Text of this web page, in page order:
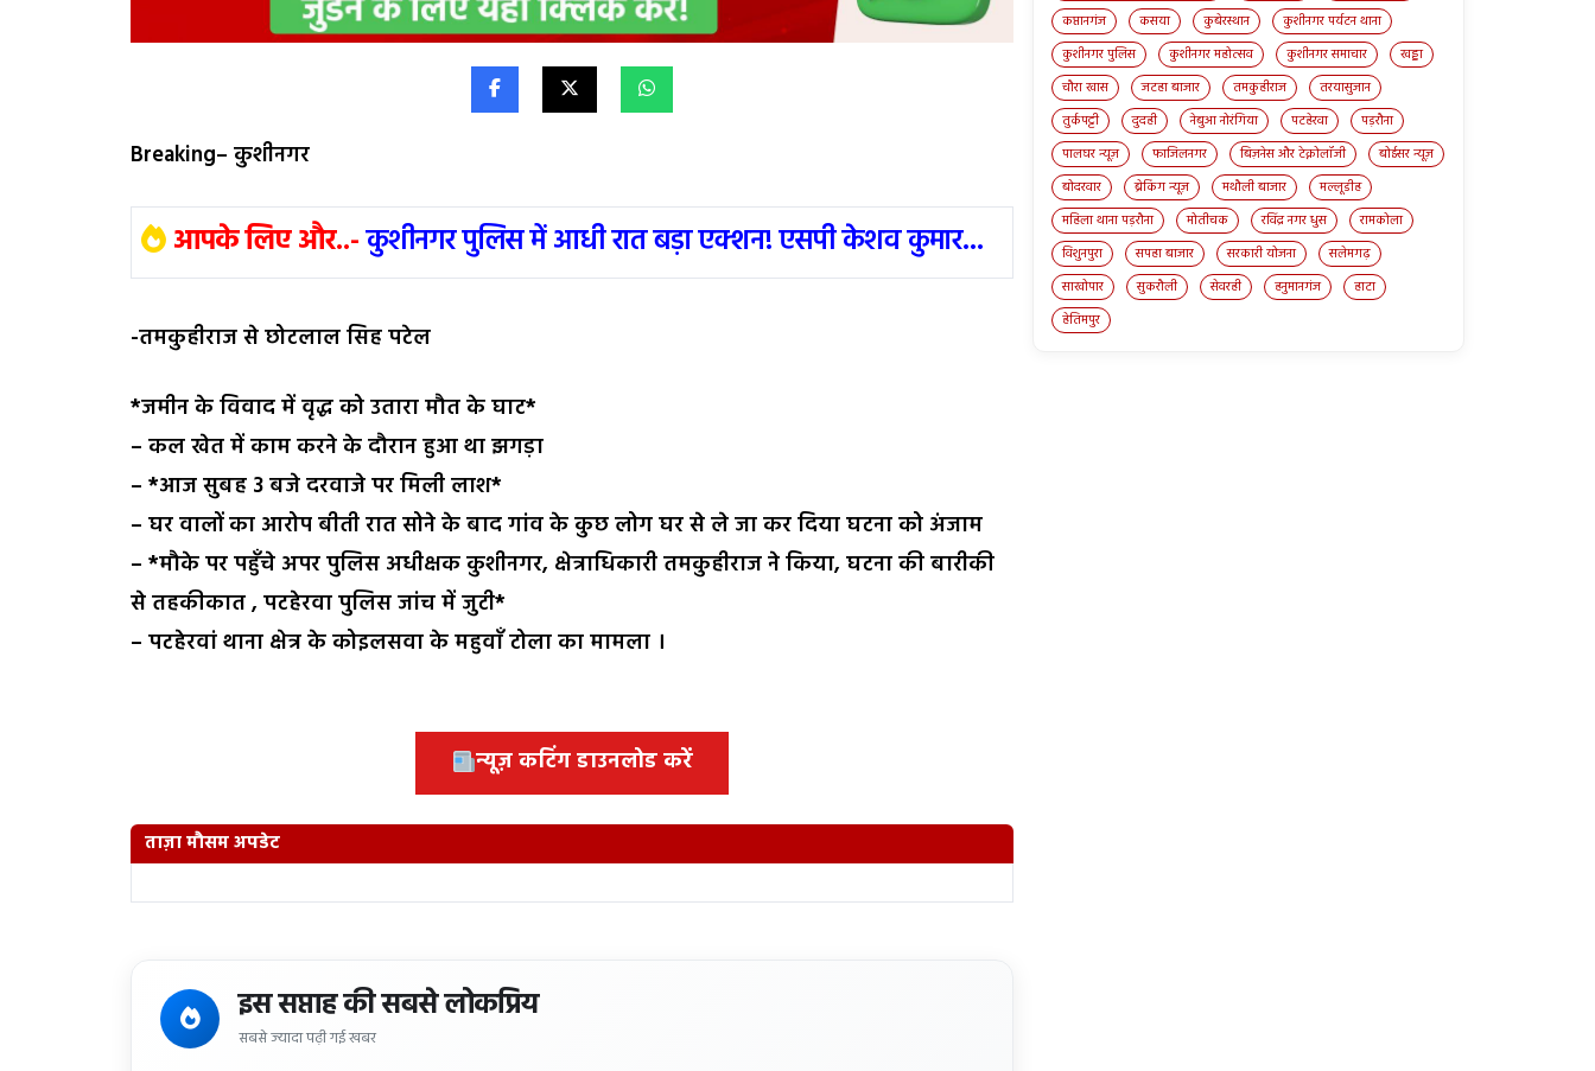
Breaking– कुशीनगर
आपके लिए और..-कुशीनगर पुलिस में आधी रात बड़ा एक्शन! एसपी केशव कुमार...
-तमकुहीराज से छोटलाल सिह पटेल
*जमीन के विवाद में वृद्ध को उतारा मौत के घाट*
– कल खेत में काम करने के दौरान हुआ था झगड़ा
– *आज सुबह 3 बजे दरवाजे पर मिली लाश*
– घर वालों का आरोप बीती रात सोने के बाद गांव के कुछ लोग घर से ले जा कर दिया घटना को अंजाम
– *मौके पर पहुँचे अपर पुलिस अधीक्षक कुशीनगर, क्षेत्राधिकारी तमकुहीराज ने किया, घटना की बारीकी
से तहकीकात , पटहेरवा पुलिस जांच में जुटी*
– पटहेरवां थाना क्षेत्र के कोइलसवा के महुवाँ टोला का मामला ।
न्यूज़ कटिंग डाउनलोड करें
ताज़ा मौसम अपडेट
इस सप्ताह की सबसे लोकप्रिय
सबसे ज्यादा पढ़ी गई खबर
कप्तानगंज कसया कुबेरस्थान
कुशीनगर पर्यटन थाना
कुशीनगर पुलिस
कुशीनगर महोत्सव कुशीनगर समाचार
खड्डा
चौरा खास
जटहा बाजार तमकुहीराज
तरयासुजान
तुर्कपट्टी
दुदही नेबुआ नोरंगिया पटहेरवा
पड़रौना
पालघर न्यूज़
फाजिलनगर बिज़नेस और टेक्नोलॉजी
बोईसर न्यूज़
बोदरवार
ब्रेकिंग न्यूज़ मथौली बाजार
मल्लूडीह
महिला थाना पड़रौना
मोतीचक रविंद्र नगर धुस
रामकोला
विशुनपुरा
सपहा बाजार सरकारी योजना
सलेमगढ़
साखोपार
सुकरौली सेवरही हनुमानगंज
हाटा
हेतिमपुर